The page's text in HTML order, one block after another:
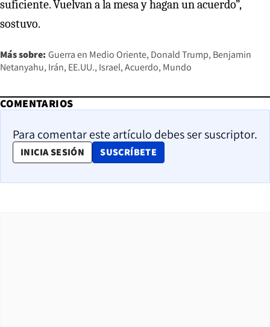
suficiente. Vuelvan a la mesa y hagan un acuerdo”,
sostuvo.
Más sobre: Guerra en Medio Oriente Donald Trump Benjamin
Netanyahu Irán EE.UU. Israel Acuerdo Mundo
COMENTARIOS
Para comentar este artículo debes ser suscriptor.
INICIA SESIÓN SUSCRÍBETE
OPENS IN NEW WINDOW